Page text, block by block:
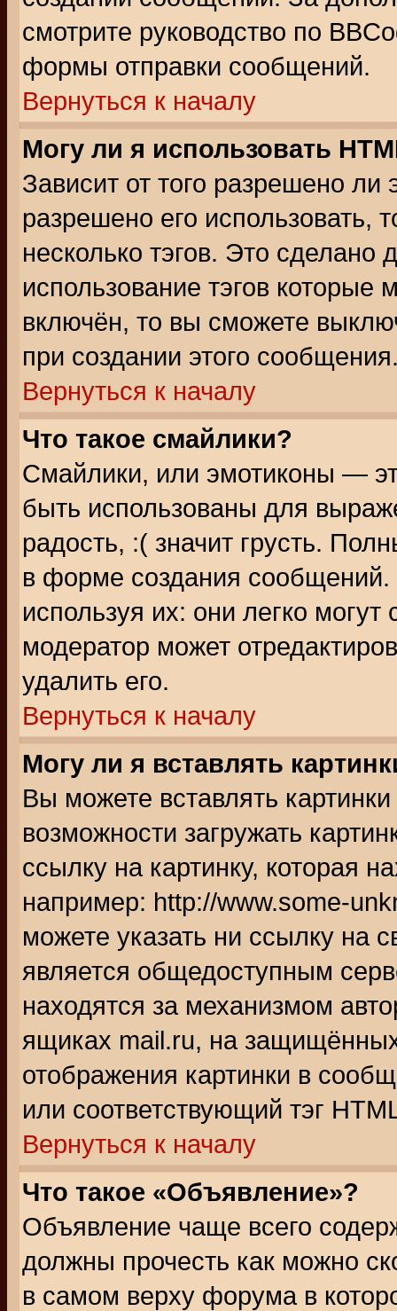
смотрите руководство по
формы отправки сообщений.
Вернуться к началу
Могу ли я использовать
Зависит от того разрешено
разрешено его использовать,
несколько тэгов. Это сделано
использование тэгов
включён, то вы сможете
при создании этого
Вернуться к началу
Что такое смайлики?
Смайлики, или эмотиконы —
быть использованы для
радость, :( значит грусть.
в форме создания сообщений.
используя их: они легко
модератор может
удалить его.
Вернуться к началу
Могу ли я вставлять
Вы можете вставлять
возможности загружать
ссылку на картинку, которая
например: http://www.some-
можете указать ни ссылку на
является общедоступным
находятся за механизмом
ящиках mail.ru, на
отображения картинки в
или соответствующий тэг
Вернуться к началу
Что такое «Объявление»?
Объявление чаще всего
должны прочесть как можно
в самом верху форума в